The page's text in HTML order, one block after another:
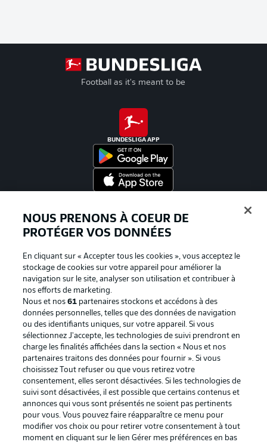
Football as it's meant to be
BUNDESLIGA APP
La publicité Conditions d’utilisation des
Mentions Légales Gérer mes préférences
Déclaration de
confidentialité
Diffuseurs
NOUS PRENONS À COEUR DE
PROTÉGER VOS DONNÉES
En cliquant sur « Accepter tous les cookies », vous acceptez le
stockage de cookies sur votre appareil pour améliorer la
navigation sur le site, analyser son utilisation et contribuer à
nos efforts de marketing.
Nous et nos61 partenaires stockons et accédons à des
données personnelles, telles que des données de navigation
ou des identifiants uniques, sur votre appareil. Si vous
sélectionnez J'accepte, les technologies de suivi prendront en
charge les finalités affichées dans la section « Nous et nos
partenaires traitons des données pour fournir ». Si vous
choisissez Tout refuser ou que vous retirez votre
consentement, elles seront désactivées. Si les technologies de
suivi sont désactivées, il est possible que certains contenus et
annonces qui vous sont présentés ne soient pas pertinents
pour vous. Vous pouvez faire réapparaître ce menu pour
modifier vos choix ou pour retirer votre consentement à tout
moment en cliquant sur le lien Gérer mes préférences en bas